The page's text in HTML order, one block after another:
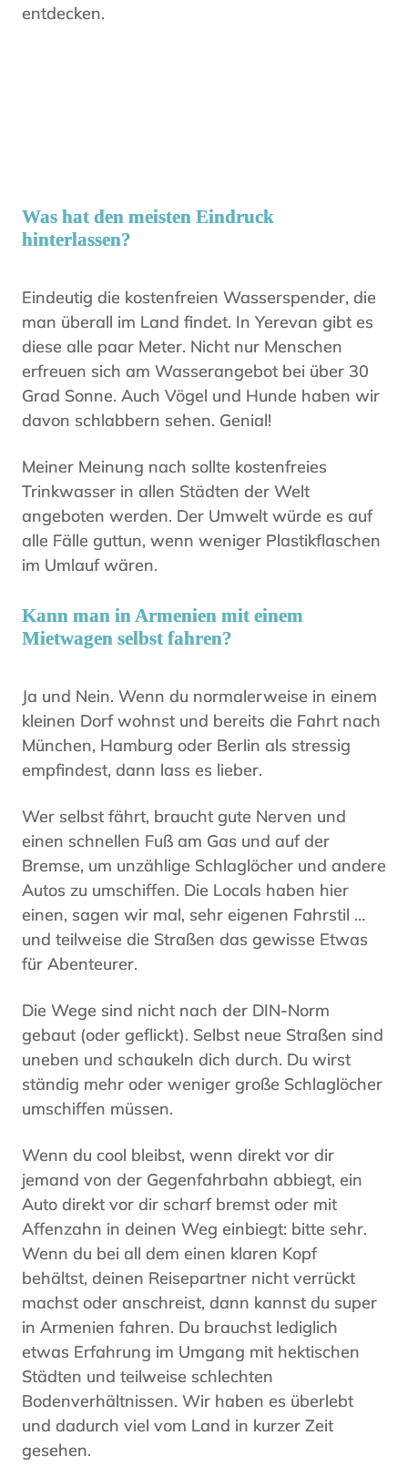
entdecken.
Was hat den meisten Eindruck
hinterlassen?
Eindeutig die kostenfreien Wasserspender, die
man überall im Land findet. In Yerevan gibt es
diese alle paar Meter. Nicht nur Menschen
erfreuen sich am Wasserangebot bei über 30
Grad Sonne. Auch Vögel und Hunde haben wir
davon schlabbern sehen. Genial!
Meiner Meinung nach sollte kostenfreies
Trinkwasser in allen Städten der Welt
angeboten werden. Der Umwelt würde es auf
alle Fälle guttun, wenn weniger Plastikflaschen
im Umlauf wären.
Kann man in Armenien mit einem
Mietwagen selbst fahren?
Ja und Nein. Wenn du normalerweise in einem
kleinen Dorf wohnst und bereits die Fahrt nach
München, Hamburg oder Berlin als stressig
empfindest, dann lass es lieber.
Wer selbst fährt, braucht gute Nerven und
einen schnellen Fuß am Gas und auf der
Bremse, um unzählige Schlaglöcher und andere
Autos zu umschiffen. Die Locals haben hier
einen, sagen wir mal, sehr eigenen Fahrstil …
und teilweise die Straßen das gewisse Etwas
für Abenteurer.
Die Wege sind nicht nach der DIN-Norm
gebaut (oder geflickt). Selbst neue Straßen sind
uneben und schaukeln dich durch. Du wirst
ständig mehr oder weniger große Schlaglöcher
umschiffen müssen.
Wenn du cool bleibst, wenn direkt vor dir
jemand von der Gegenfahrbahn abbiegt, ein
Auto direkt vor dir scharf bremst oder mit
Affenzahn in deinen Weg einbiegt: bitte sehr.
Wenn du bei all dem einen klaren Kopf
behältst, deinen Reisepartner nicht verrückt
machst oder anschreist, dann kannst du super
in Armenien fahren. Du brauchst lediglich
etwas Erfahrung im Umgang mit hektischen
Städten und teilweise schlechten
Bodenverhältnissen. Wir haben es überlebt
und dadurch viel vom Land in kurzer Zeit
gesehen.